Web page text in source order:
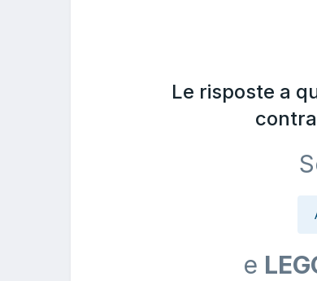
Le risposte a
e